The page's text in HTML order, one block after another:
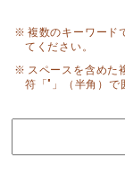
複数のキーワード
てください。
スペースを含めた
符「"」（半角）で